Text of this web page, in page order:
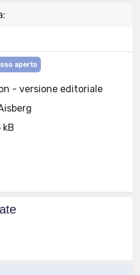
aperto
- versione editoriale
kB